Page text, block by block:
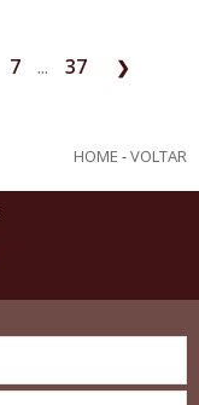
7 ... 37 ❯
HOME -VOLTAR